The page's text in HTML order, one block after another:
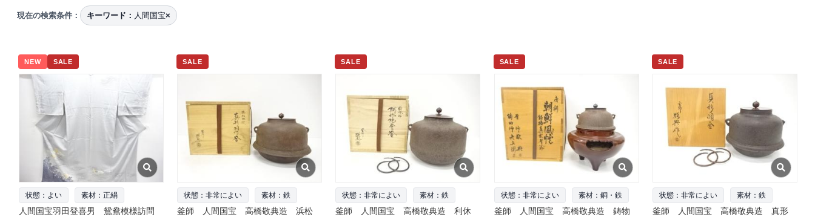
現在の検索条件： キーワード： 人間国宝×
NEW SALE
状態：よい 素材：正絹
人間国宝羽田登喜男 鴛鴦模様訪問
SALE
状態：非常によい 素材：鉄
釜師 人間国宝 高橋敬典造 浜松
SALE
状態：非常によい 素材：鉄
釜師 人間国宝 高橋敬典造 利休
SALE
状態：非常によい 素材：銅・鉄
釜師 人間国宝 高橋敬典造 鋳物
SALE
状態：非常によい 素材：鉄
釜師 人間国宝 高橋敬典造 真形